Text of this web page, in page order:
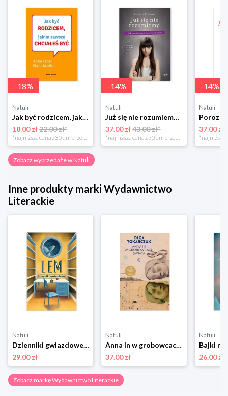
-18%
Natuli
Jak być rodzicem, jakim zawsze chciałeś być Media rodzina
18.00 zł22.00 zł*
*najniższa cena z 30 dni przed obniżką
-14%
Natuli
Już się nie rozumiemy! Jak przeżyć czas trzaskających drzwi Esprit
37.00 zł 43.00 zł*
*najniższa cena z 30 dni przed obniżką
-14%
Natuli
37.00 zł
Zobacz wyprzedaże w Natuli
Inne produkty marki Wydawnictwo
Literackie
Natuli
Dzienniki gwiazdowe Wydawnictwo literackie
29.00 zł
Natuli
Anna In w grobowcach świata Wydawnictwo literackie
37.00 zł
Natuli
26.00 zł
Zobacz markę Wydawnictwo Literackie